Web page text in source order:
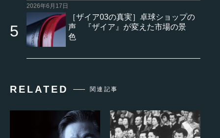
2026年6月17日
［ザイア03の真実］卓球ショップの
声 『ザイア』が変えた市場の景
色
RELATED 関連記事